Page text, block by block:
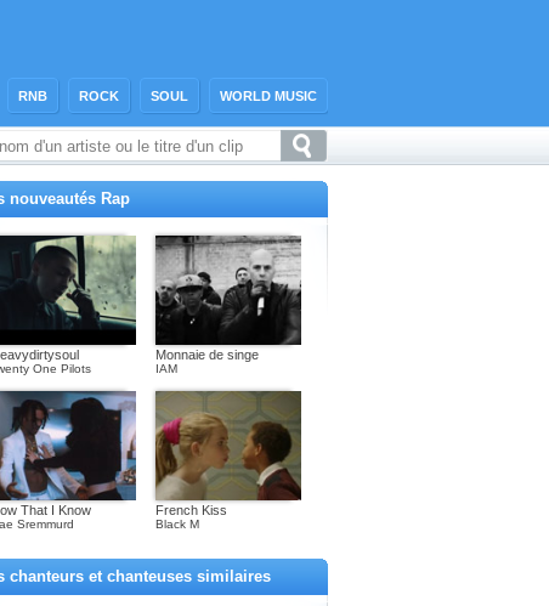
RNB ROCK SOUL WORLD MUSIC
nouveautés Rap
One Pilots
Monnaie de singe
IAM
That I Know
Sremmurd
French Kiss
Black M
chanteurs et chanteuses similaires